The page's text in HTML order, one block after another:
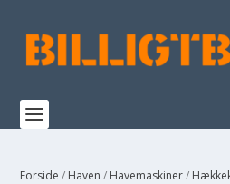
Forside / Haven / Havemaskiner/